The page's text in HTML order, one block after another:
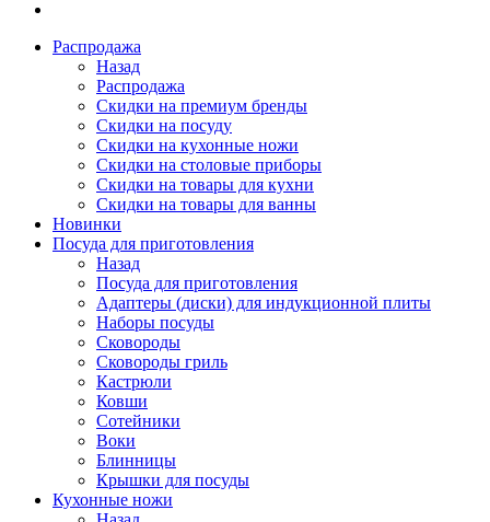
Распродажа
Назад
Распродажа
Скидки на премиум бренды
Скидки на посуду
Скидки на кухонные ножи
Скидки на столовые приборы
Скидки на товары для кухни
Скидки на товары для ванны
Новинки
Посуда для приготовления
Назад
Посуда для приготовления
Адаптеры (диски) для индукционной плиты
Наборы посуды
Сковороды
Сковороды гриль
Кастрюли
Ковши
Сотейники
Воки
Блинницы
Крышки для посуды
Кухонные ножи